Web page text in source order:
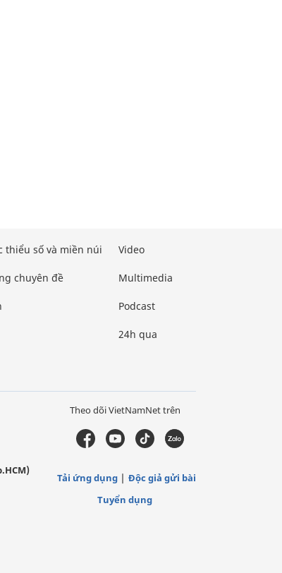
thiểu số và miền núi
chuyên đề
Video
Multimedia
Podcast
24h qua
Theo dõi VietNamNet trên
Tải ứng dụng
Độc giả gửi bài
Tuyển dụng